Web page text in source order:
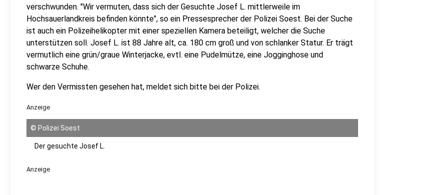
verschwunden. "Wir vermuten, dass sich der Gesuchte Josef L. mittlerweile im
Hochsauerlandkreis befinden könnte", so ein Pressesprecher der Polizei Soest. Bei der Suche
ist auch ein Polizeihelikopter mit einer speziellen Kamera beteiligt, welcher die Suche
unterstützen soll. Josef L. ist 88 Jahre alt, ca. 180 cm groß und von schlanker Statur. Er trägt
vermutlich eine grün/graue Winterjacke, evtl. eine Pudelmütze, eine Jogginghose und
schwarze Schuhe.
Wer den Vermissten gesehen hat, meldet sich bitte bei der Polizei.
Anzeige
© Polizei Soest
Der gesuchte Josef L.
Anzeige